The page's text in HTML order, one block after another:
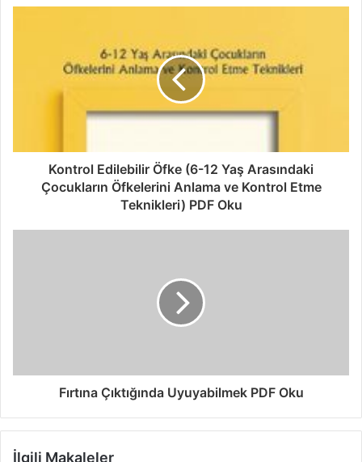
Kontrol Edilebilir Öfke (6-12 Yaş Arasındaki
Çocukların Öfkelerini Anlama ve Kontrol Etme
Teknikleri) PDF Oku
Fırtına Çıktığında Uyuyabilmek PDF Oku
İlgili Makaleler